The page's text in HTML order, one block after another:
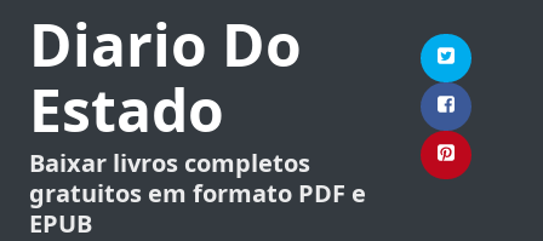
Diario Do
Estado
Baixar livros completos
gratuitos em formato PDF e
EPUB